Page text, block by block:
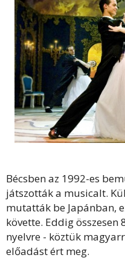
Bécsben az 1992-es
játszották a musicalt.
mutatták be Japánban,
követte. Eddig
nyelvre - köztük
előadást ért meg.